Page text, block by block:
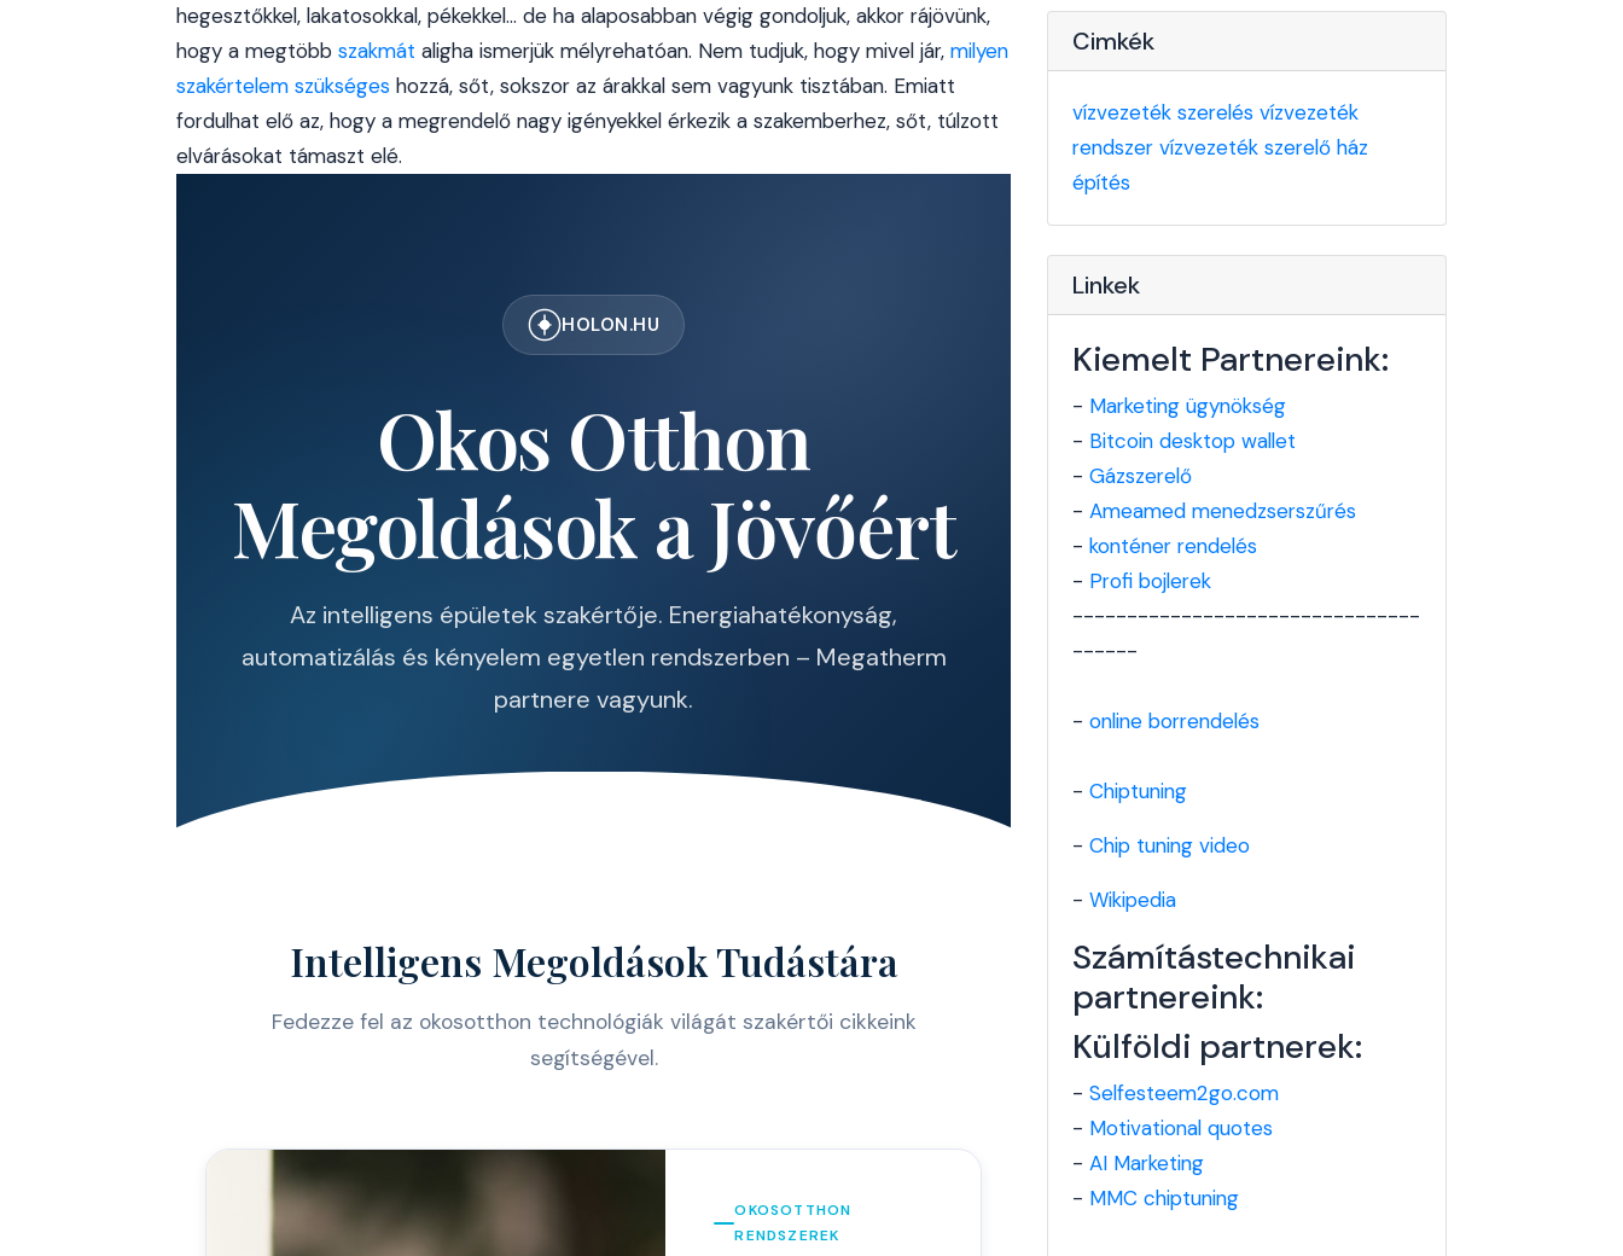
hegesztőkkel, lakatosokkal, pékekkel... de ha alaposabban végig gondoljuk, akkor rájövünk,
hogy a megtöbb szakmát aligha ismerjük mélyrehatóan. Nem tudjuk, hogy mivel jár, milyen
szakértelem szükséges hozzá, sőt, sokszor az árakkal sem vagyunk tisztában. Emiatt
fordulhat elő az, hogy a megrendelő nagy igényekkel érkezik a szakemberhez, sőt, túlzott
elvárásokat támaszt elé.
HOLON.HU
Okos Otthon
Megoldások a Jövőért
Az intelligens épületek szakértője. Energiahatékonyság,
automatizálás és kényelem egyetlen rendszerben – Megatherm
partnere vagyunk.
Intelligens Megoldások Tudástára
Fedezze fel az okosotthon technológiák világát szakértői cikkeink
segítségével.
OKOSOTTHON
RENDSZEREK
Cimkék
vízvezeték szerelésvízvezeték
rendszervízvezeték szerelőház
építés
Linkek
Kiemelt Partnereink:
- Marketing ügynökség
- Bitcoin desktop wallet
-Gázszerelő
-Ameamed menedzserszűrés
-konténer rendelés
- Profi bojlerek
--------------------------------
------
-online borrendelés
-Chiptuning
-Chip tuning video
-Wikipedia
Számítástechnikai
partnereink:
Külföldi partnerek:
-Selfesteem2go.com
- Motivational quotes
-AI Marketing
- MMC chiptuning